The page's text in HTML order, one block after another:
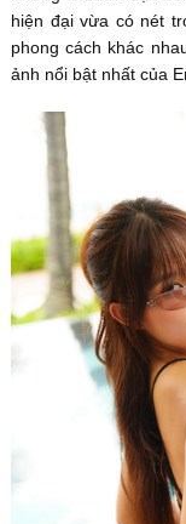
hiện đại vừa có nét
phong cách khác
ảnh nổi bật nhất của